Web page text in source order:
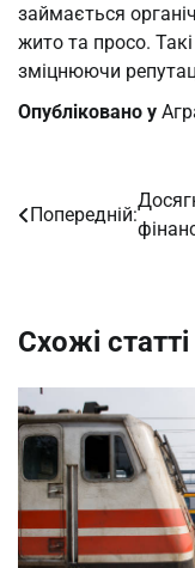
займається
жито та просо.
зміцнюючи
Опубліковано у
Навігація
Попередній:
Схожі статті